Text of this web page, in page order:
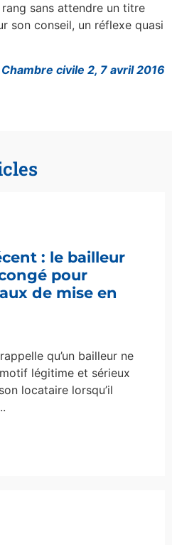
sans attendre un titre
son conseil, un réflexe quasi
civile 2, 7 avril 2016
: le bailleur
pour
de mise en
qu’un bailleur ne
légitime et sérieux
locataire lorsqu’il